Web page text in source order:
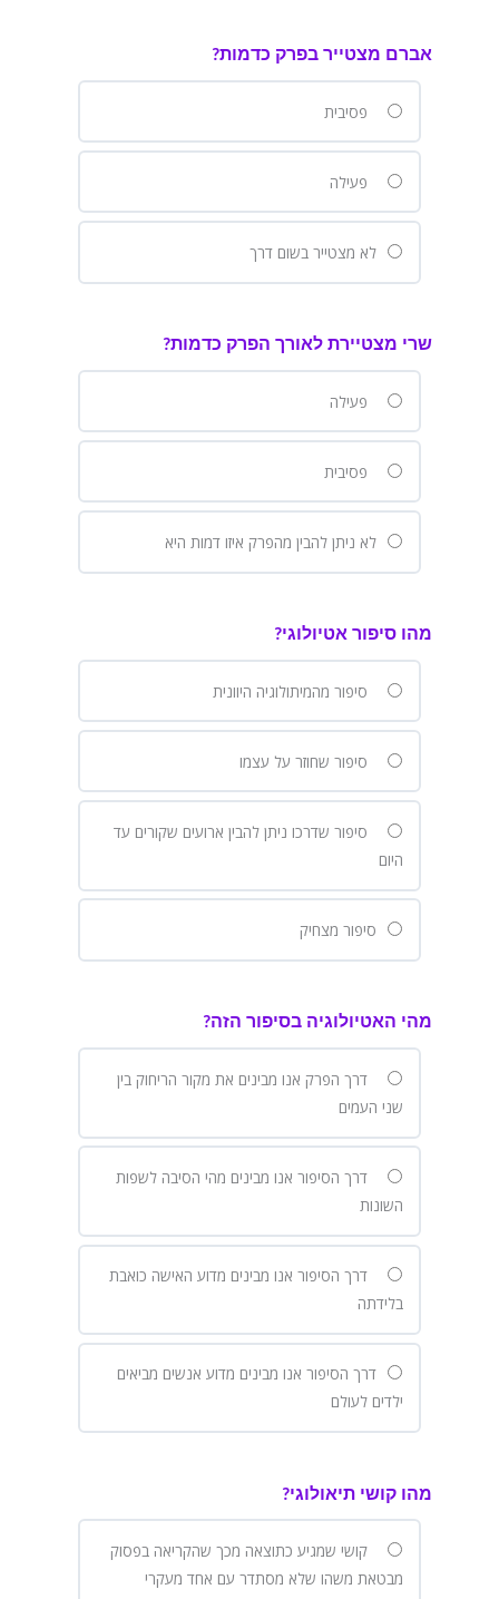
אברם מצטייר בפרק כדמות?
פסיבית
פעילה
לא מצטייר בשום דרך
שרי מצטיירת לאורך הפרק כדמות?
פעילה
פסיבית
לא ניתן להבין מהפרק איזו דמות היא
מהו סיפור אטיולוגי?
סיפור מהמיתולוגיה היוונית
סיפור שחוזר על עצמו
סיפור שדרכו ניתן להבין ארועים שקורים עד
היום
סיפור מצחיק
מהי האטיולוגיה בסיפור הזה?
דרך הפרק אנו מבינים את מקור הריחוק בין
שני העמים
דרך הסיפור אנו מבינים מהי הסיבה לשפות
השונות
דרך הסיפור אנו מבינים מדוע האישה כואבת
בלידתה
דרך הסיפור אנו מבינים מדוע אנשים מביאים
ילדים לעולם
מהו קושי תיאולוגי?
קושי שמגיע כתוצאה מכך שהקריאה בפסוק
מבטאת משהו שלא מסתדר עם אחד מעקרי